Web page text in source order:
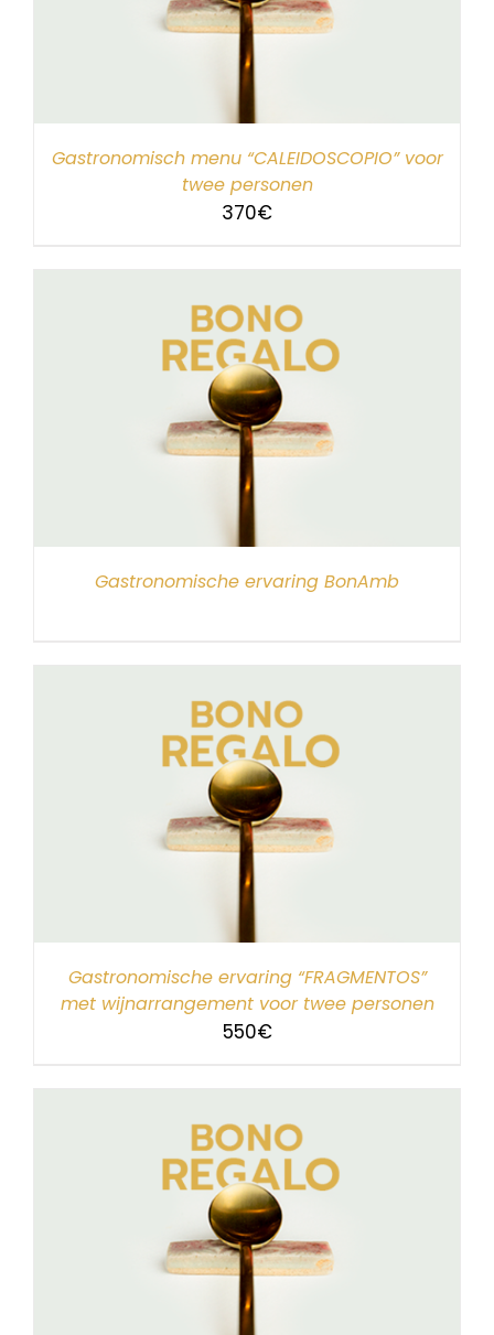
Gastronomisch menu “CALEIDOSCOPIO” voor
twee personen
370€
Gastronomische ervaring BonAmb
Gastronomische ervaring “FRAGMENTOS”
met wijnarrangement voor twee personen
550€